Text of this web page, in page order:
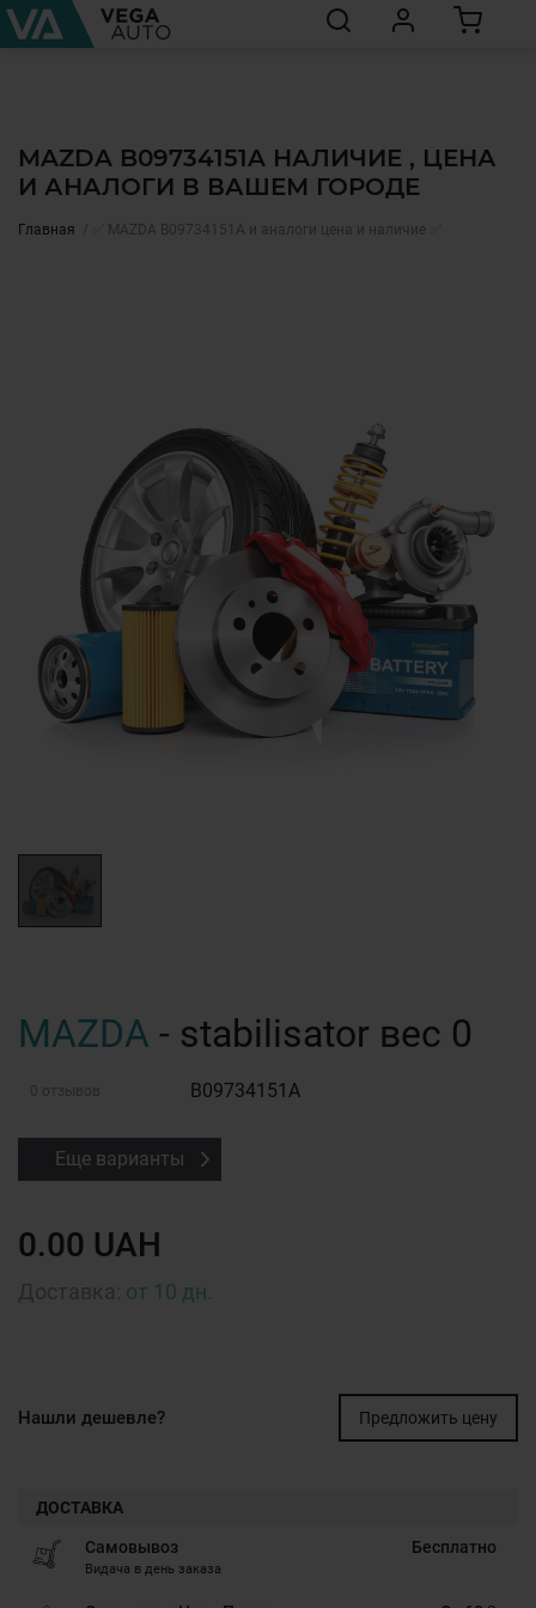
MAZDA B09734151A НАЛИЧИЕ , ЦЕНА
И АНАЛОГИ В ВАШЕМ ГОРОДЕ
Главная ✅ MAZDA B09734151A и аналоги цена и наличие ✅
MAZDA - stabilisator вес 0
0 отзывов B09734151A
Еще варианты
0.00 UAH
от 10 дн.
Нашли дешевле? Предложить цену
ДОСТАВКА
Самовывоз
Видача в день заказа
Бесплатно